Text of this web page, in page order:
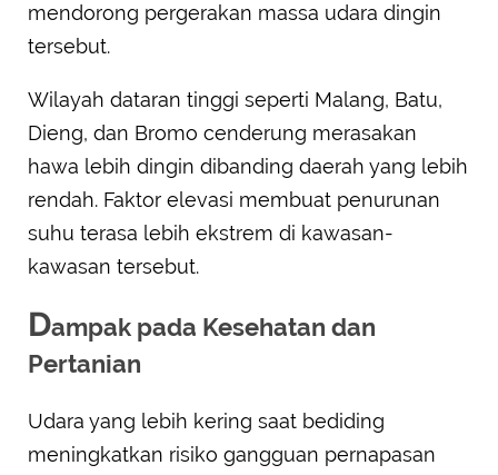
mendorong pergerakan massa udara dingin
tersebut.
Wilayah dataran tinggi seperti Malang, Batu,
Dieng, dan Bromo cenderung merasakan
hawa lebih dingin dibanding daerah yang lebih
rendah. Faktor elevasi membuat penurunan
suhu terasa lebih ekstrem di kawasan-
kawasan tersebut.
Dampak pada Kesehatan dan
Pertanian
Udara yang lebih kering saat bediding
meningkatkan risiko gangguan pernapasan